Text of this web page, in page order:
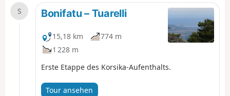
S Bonifatu – Tuarelli
15,18 km
774 m
1 228 m
Erste Etappe des Korsika-Aufenthalts.
Tour ansehen